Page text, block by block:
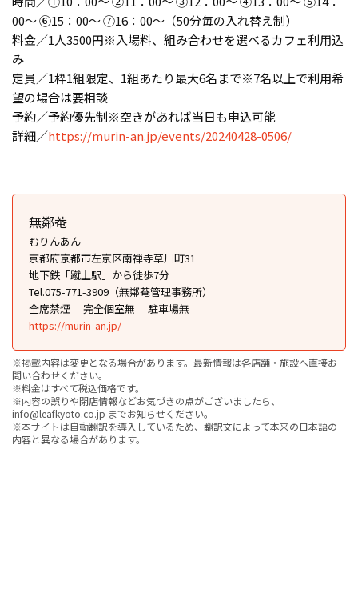
00～ ⑥15：00～ ⑦16：00～（50分毎の入れ替え制）
料金／1人3500円※入場料、組み合わせを選べるカフェ利用込
み
定員／1枠1組限定、1組あたり最大6名まで※7名以上で利用希
望の場合は要相談
予約／予約優先制※空きがあれば当日も申込可能
詳細／https://murin-an.jp/events/20240428-0506/
無鄰菴
むりんあん
京都府京都市左京区南禅寺草川町31
地下鉄「蹴上駅」から徒歩7分
Tel.075-771-3909（無鄰菴管理事務所）
全席禁煙
完全個室無
駐車場無
https://murin-an.jp/
※掲載内容は変更となる場合があります。最新情報は各店舗・施設へ直接お
問い合わせください。
※料金はすべて税込価格です。
※内容の誤りや閉店情報などお気づきの点がございましたら、
info@leafkyoto.co.jp までお知らせください。
※本サイトは自動翻訳を導入しているため、翻訳文によって本来の日本語の
内容と異なる場合があります。